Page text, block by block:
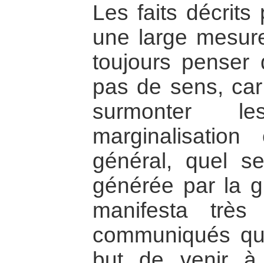
Les faits décrits
une large
toujours penser
pas de sens,
surmonter
général, quel
générée par la
manifesta
communiqués